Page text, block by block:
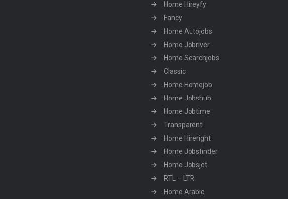
Home Hireyfy
Fancy
Home Autojobs
Home Jobriver
Home Searchjobs
Classic
Home Homejob
Home Jobshub
Home Jobtime
Transparent
Home Hireright
Home Jobsfinder
Home Jobsjet
RTL – LTR
Home Arabic